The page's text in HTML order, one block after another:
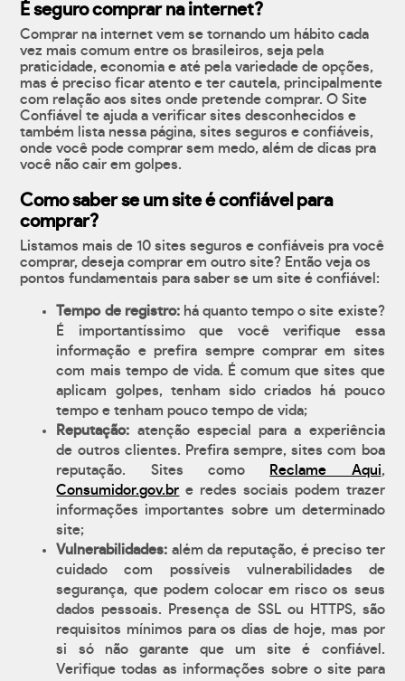
É seguro comprar na internet?
Comprar na internet vem se tornando um hábito cada
vez mais comum entre os brasileiros, seja pela
praticidade, economia e até pela variedade de opções,
mas é preciso ficar atento e ter cautela, principalmente
com relação aos sites onde pretende comprar. O Site
Confiável te ajuda a verificar sites desconhecidos e
também lista nessa página, sites seguros e confiáveis,
onde você pode comprar sem medo, além de dicas pra
você não cair em golpes.
Como saber se um site é confiável para
comprar?
Listamos mais de 10 sites seguros e confiáveis pra você
comprar, deseja comprar em outro site? Então veja os
pontos fundamentais para saber se um site é confiável:
Tempo de registro:há quanto tempo o site existe?
É importantíssimo que você verifique essa
informação e prefira sempre comprar em sites
com mais tempo de vida. É comum que sites que
aplicam golpes, tenham sido criados há pouco
tempo e tenham pouco tempo de vida;
Reputação: atenção especial para a experiência
de outros clientes. Prefira sempre, sites com boa
reputação. Sites como
Reclame Aqui,
Consumidor.gov.br e redes sociais podem trazer
informações importantes sobre um determinado
site;
Vulnerabilidades: além da reputação, é preciso ter
cuidado com possíveis vulnerabilidades de
segurança, que podem colocar em risco os seus
dados pessoais. Presença de SSL ou HTTPS, são
requisitos mínimos para os dias de hoje, mas por
si só não garante que um site é confiável.
Verifique todas as informações sobre o site para